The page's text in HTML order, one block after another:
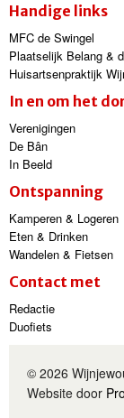
Handige links
MFC de Swingel
Plaatselijk Belang &
Huisartsenpraktijk
In en om het
Verenigingen
De Bân
In Beeld
Ontspanning
Kamperen & Logeren
Eten & Drinken
Wandelen & Fietsen
Contact met
Redactie
Duofiets
© 2026
Website door